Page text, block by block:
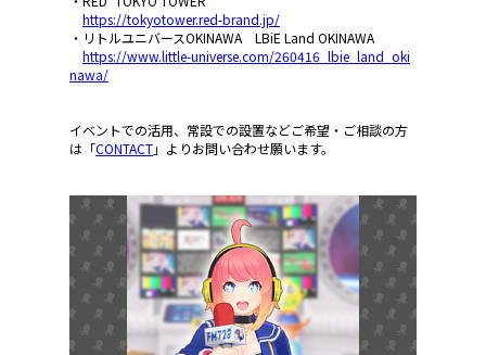
https://tokyotower.red-brand.jp/
・リトルユニバースOKINAWA LBiE Land OKINAWA
https://www.little-universe.com/260416_lbie_land_oki
nawa/
イベントでの活用、常設での設置などご希望・ご相談の方
は「CONTACT」よりお問い合わせ願います。